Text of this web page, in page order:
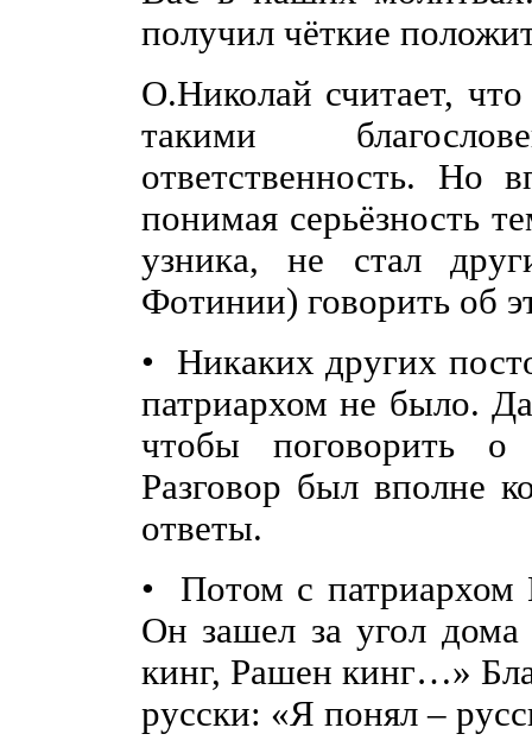
получил чёткие
О.Николай считает,
такими
ответственность. Но
понимая серьёзность
узника, не стал
Фотинии) говорить об
• Никаких других
патриархом не было.
чтобы поговорить о
Разговор был вполне
ответы.
• Потом с патриархом
Он зашел за угол
кинг, Рашен кинг…»
русски: «Я понял –